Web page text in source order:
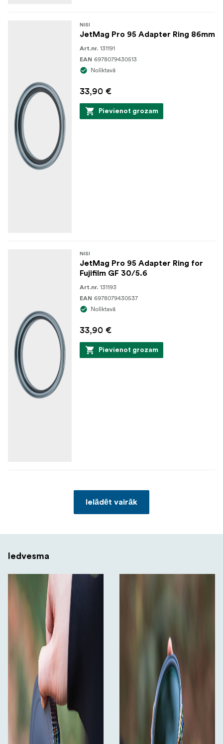
NISI
JetMag Pro 95 Adapter Ring 86mm
Art.nr. 131191
EAN 6978079430513
Noliktavā
33,90 €
Pievienot grozam
NISI
JetMag Pro 95 Adapter Ring for
Fujifilm GF 30/5.6
Art.nr. 131193
EAN 6978079430537
Noliktavā
33,90 €
Pievienot grozam
Ielādēt vairāk
Iedvesma